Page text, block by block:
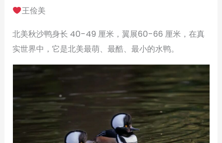
王俭美
北美秋沙鸭身长 40-49 厘米，翼展60-66 厘米，在真
实世界中，它是北美最萌、最酷、最小的水鸭。